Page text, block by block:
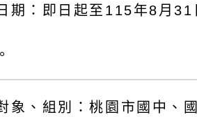
期：即日起至115年8月31
象、組別：桃園市國中、